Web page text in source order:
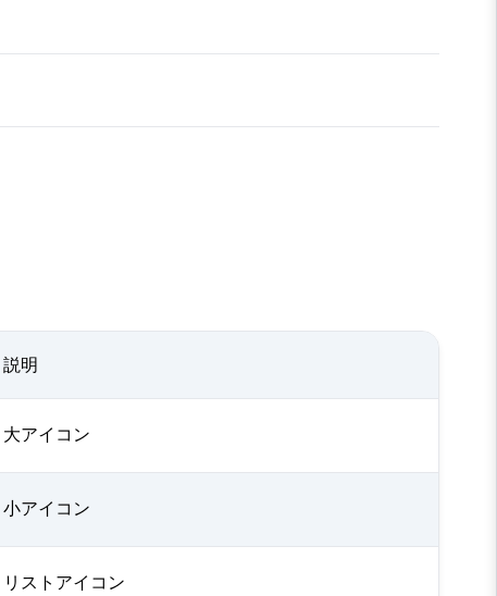
説明
大アイコン
小アイコン
リストアイコン